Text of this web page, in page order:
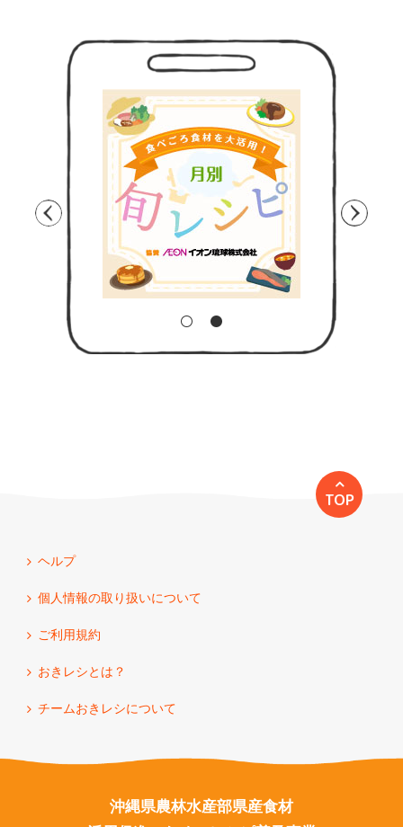
TOP
ヘルプ
個人情報の取り扱いについて
ご利用規約
おきレシとは？
チームおきレシについて
沖縄県農林水産部県産食材